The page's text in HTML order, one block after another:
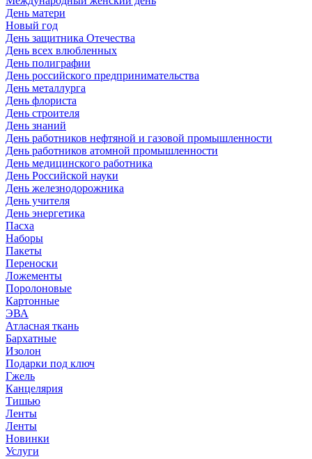
День матери
Новый год
День защитника Отечества
День всех влюбленных
День полиграфии
День российского предпринимательства
День металлурга
День флориста
День строителя
День знаний
День работников нефтяной и газовой промышленности
День работников атомной промышленности
День медицинского работника
День Российской науки
День железнодорожника
День учителя
День энергетика
Пасха
Наборы
Пакеты
Переноски
Ложементы
Поролоновые
Картонные
ЭВА
Атласная ткань
Бархатные
Изолон
Подарки под ключ
Гжель
Канцелярия
Тишью
Ленты
Ленты
Новинки
Услуги